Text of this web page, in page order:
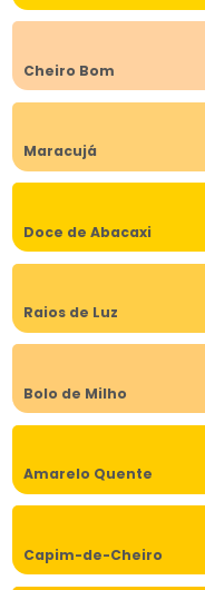
Cheiro Bom
Maracujá
Doce de Abacaxi
Raios de Luz
Bolo de Milho
Amarelo Quente
Capim-de-Cheiro